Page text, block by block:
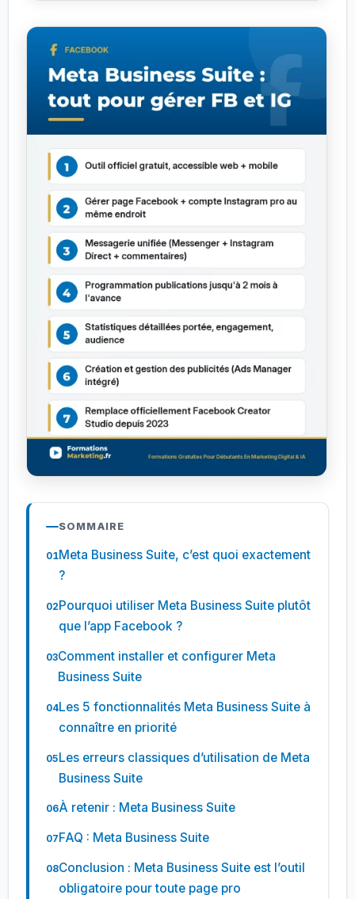
SOMMAIRE
Meta Business Suite, c’est quoi exactement
?
Pourquoi utiliser Meta Business Suite plutôt
que l’app Facebook ?
Comment installer et configurer Meta
Business Suite
Les 5 fonctionnalités Meta Business Suite à
connaître en priorité
Les erreurs classiques d’utilisation de Meta
Business Suite
À retenir : Meta Business Suite
FAQ : Meta Business Suite
Conclusion : Meta Business Suite est l’outil
obligatoire pour toute page pro